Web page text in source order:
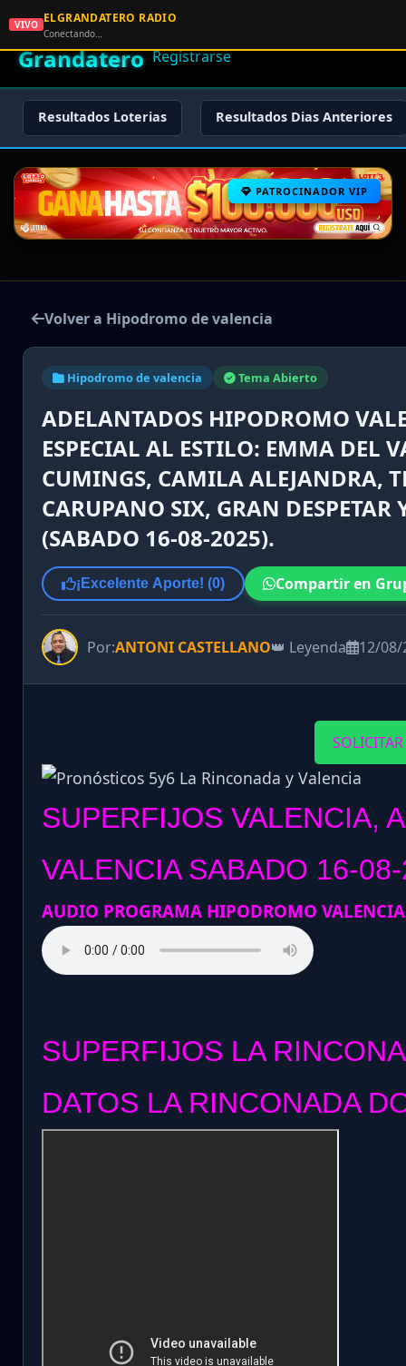
🌟 El
Grandatero Registrarse
Resultados Loterias Resultados Dias Anteriores
PATROCINADOR VIP
Volver a Hipodromo de valencia
Hipodromo de valencia Tema Abierto
ADELANTADOS HIPODROMO
ESPECIAL AL ESTILO: EMMA DEL
CUMINGS, CAMILA ALEJANDRA,
CARUPANO SIX, GRAN DESPETAR
(SABADO 16-08-2025).
¡Excelente Aporte! (0) Compartir en
Por:ANTONI CASTELLANO👑 Leyenda 12/08/
SUPERFIJOS VALENCIA,
VALENCIA SABADO 16-
AUDIO PROGRAMA HIPODROMO
SUPERFIJOS LA
DATOS LA RINCONADA
VIVO ELGRANDATERO RADIO
Conectando…